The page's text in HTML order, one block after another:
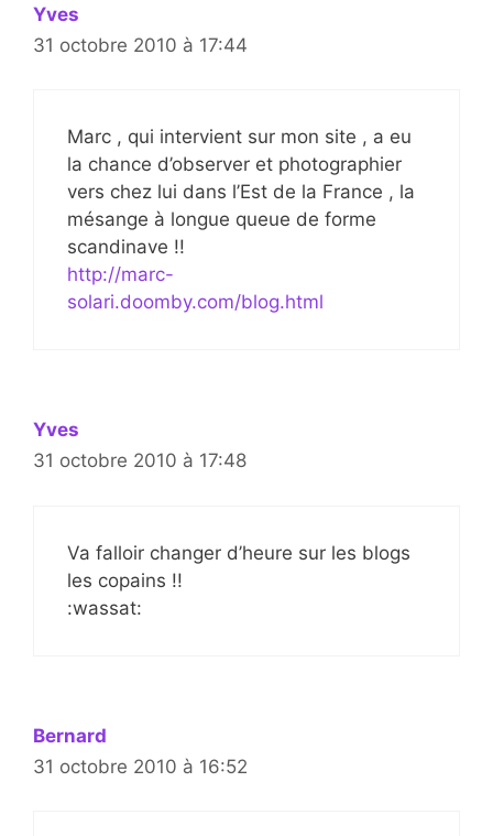
Yves
31 octobre 2010 à 17:44
Marc , qui intervient sur mon site , a eu
la chance d’observer et photographier
vers chez lui dans l’Est de la France , la
mésange à longue queue de forme
scandinave !!
http://marc-
solari.doomby.com/blog.html
Yves
31 octobre 2010 à 17:48
Va falloir changer d’heure sur les blogs
les copains !!
:wassat:
Bernard
31 octobre 2010 à 16:52